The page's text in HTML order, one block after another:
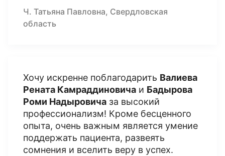
Ч. Татьяна Павловна, Свердловская
область
Хочу искренне поблагодарить Валиева
Рената Камраддиновича и Бадырова
Роми Надыровича за высокий
профессионализм! Кроме бесценного
опыта, очень важным является умение
поддержать пациента, развеять
сомнения и вселить веру в успех.